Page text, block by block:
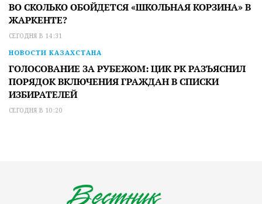
ВО СКОЛЬКО ОБОЙДЕТСЯ «ШКОЛЬНАЯ КОРЗИНА» В
ЖАРКЕНТЕ?
СЕГОДНЯ В 14:31
НОВОСТИ КАЗАХСТАНА
ГОЛОСОВАНИЕ ЗА РУБЕЖОМ: ЦИК РК РАЗЪЯСНИЛ
ПОРЯДОК ВКЛЮЧЕНИЯ ГРАЖДАН В СПИСКИ
ИЗБИРАТЕЛЕЙ
СЕГОДНЯ В 10:20